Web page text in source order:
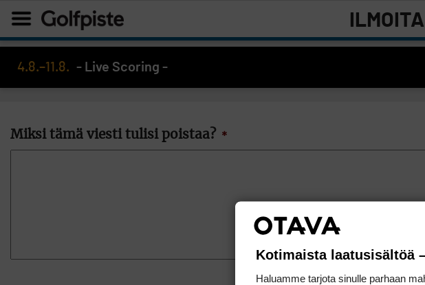
4.8.–11.8. - Live Scoring -
Miksi tämä viesti tulisi poistaa? *
Kotimaista laatusisältöä
Haluamme tarjota sinulle parhaan